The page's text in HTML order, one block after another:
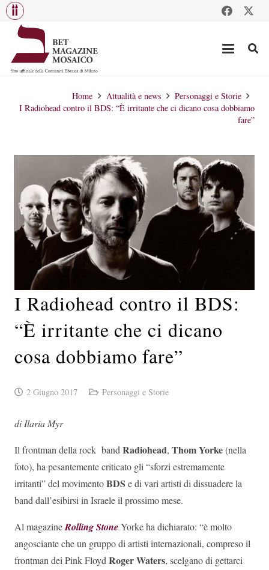
Home Attualità e news
Personaggi e Storie
I Radiohead contro il BDS: “È irritante che ci dicano cosa dobbiamo
fare”
I Radiohead contro il BDS:
“È irritante che ci dicano
cosa dobbiamo fare”
2 Giugno 2017 Personaggi e Storie
di Ilaria Myr
Il frontman della rock bandRadiohead, Thom Yorke(nella
foto), ha pesantemente criticato gli “sforzi estremamente
irritanti” del movimentoBDS e di vari artisti di dissuadere la
band dall’esibirsi in Israele il prossimo mese.
Al magazineRolling StoneYorke ha dichiarato: “è molto
angosciante che un gruppo di artisti internazionali, compreso il
frontman dei Pink FloydRoger Waters, scelgano di gettarci